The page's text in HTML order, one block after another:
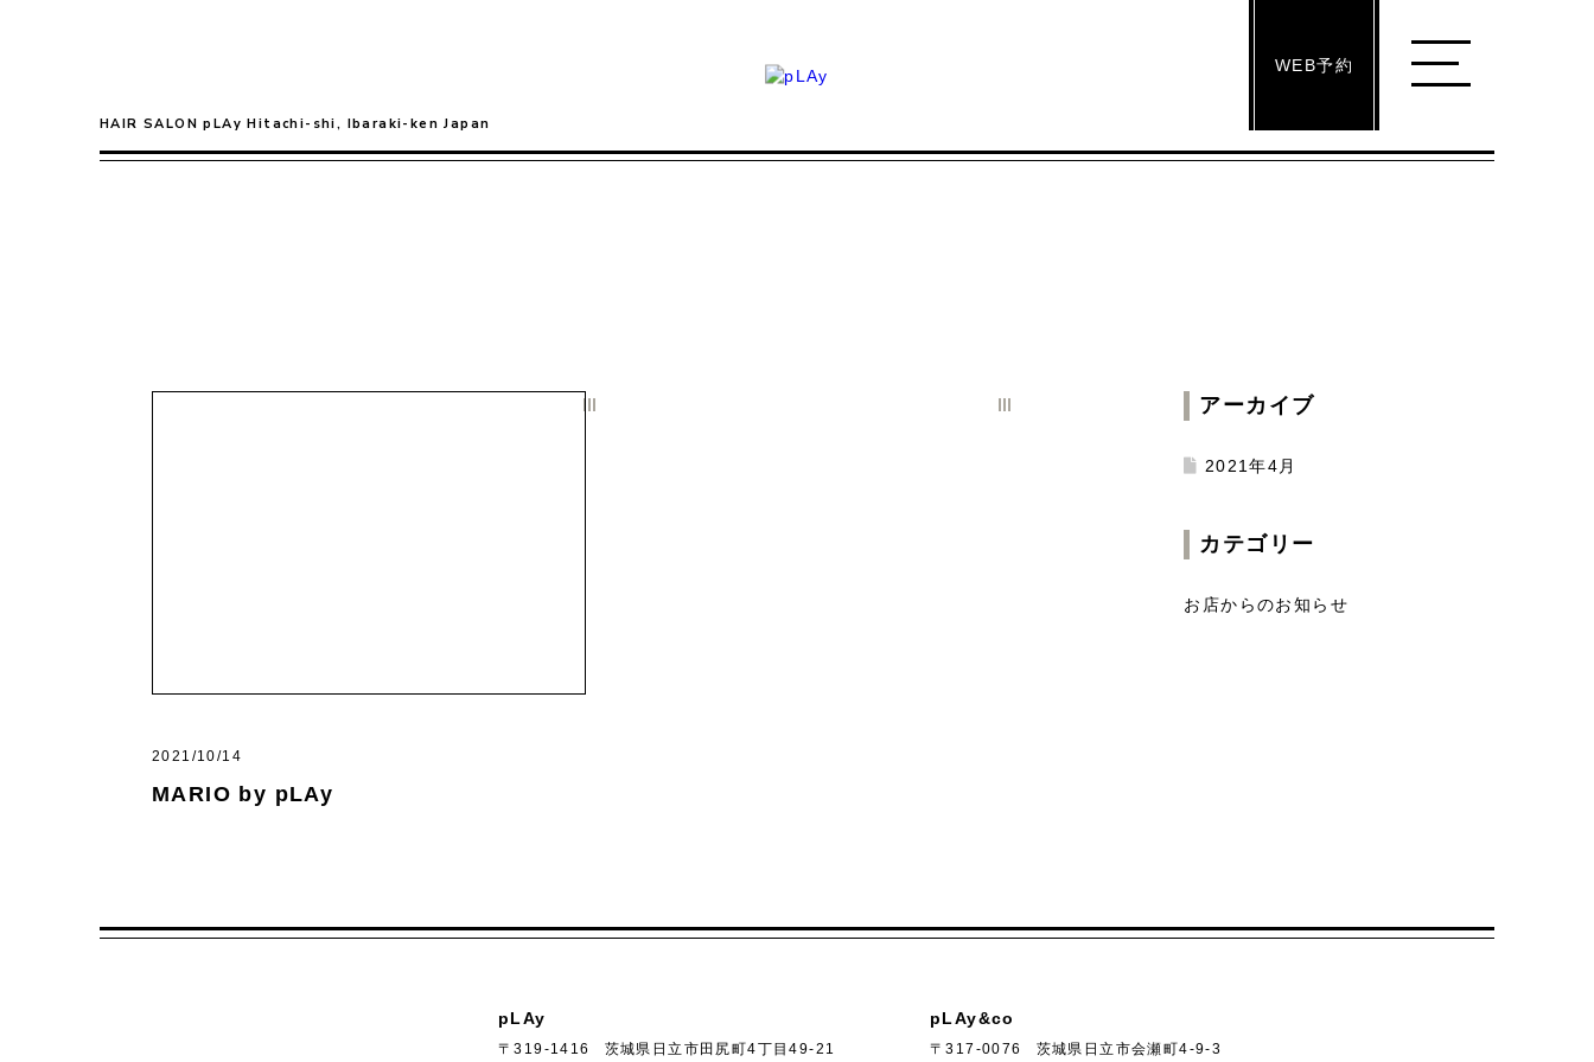
WEB予約
HAIR SALON pLAy Hitachi-shi, Ibaraki-ken Japan
2021/10/14
MARIO by pLAy
アーカイブ
2021年4月
カテゴリー
お店からのお知らせ
pLAy
〒319-1416 茨城県日立市田尻町4丁目49-21
pLAy&co
〒317-0076 茨城県日立市会瀬町4-9-3